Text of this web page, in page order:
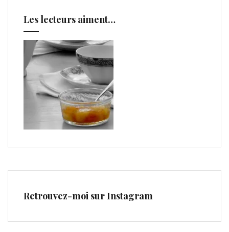
Les lecteurs aiment…
Retrouvez-moi sur Instagram